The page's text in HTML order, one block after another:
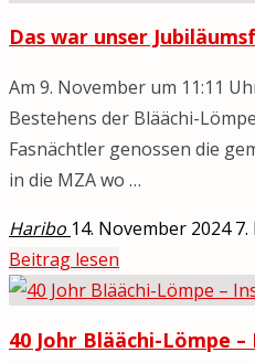
Schönegröndler
Fasnacht
mit
der
Das war unser
Am 9. November um 11:11
Bestehens der Bläächi-
Fasnächtler genossen die
in die MZA wo …
Haribo 14. November 2024
Beitrag lesen
war
Jubiläumsfest
40 Johr Bläächi-Lömpe –